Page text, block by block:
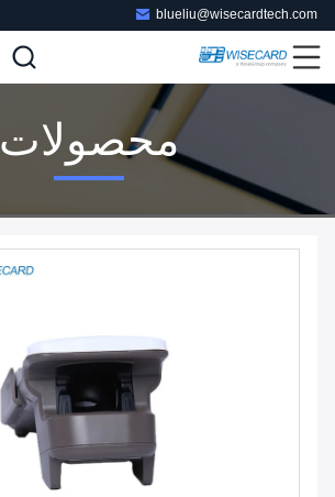
blueliu@wisecardtech.com
محصولات